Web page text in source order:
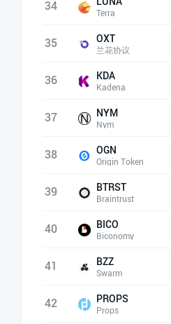
34 Terra
35 OXT
兰花协议
36 KDA
Kadena
37 NYM
Nym
38 OGN
Origin Token
39 BTRST
Braintrust
40 BICO
Biconomy
41 BZZ
Swarm
42 PROPS
Props